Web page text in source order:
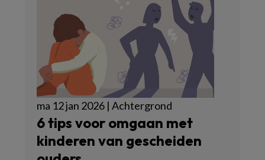
ma 12 jan 2026 | Achtergrond
6 tips voor omgaan met
kinderen van gescheiden